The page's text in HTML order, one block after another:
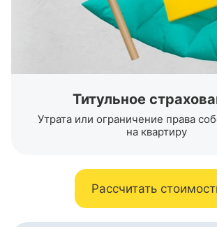
Титульное
Утрата или ограничение права
на квартиру
Рассчитать